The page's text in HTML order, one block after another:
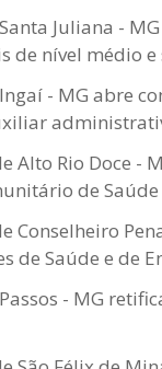
Juliana -
de nível médio
- MG abre
Alto Rio Doce -
de Saúde
Conselheiro
de Saúde e de
- MG